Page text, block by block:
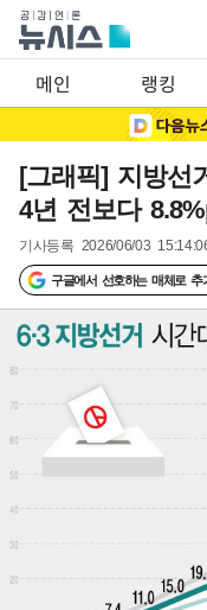
메인 랭킹
[그래픽] 지방선
4년 전보다
기사등록 2026/06/03
구글에서 선호하는 매체로 추